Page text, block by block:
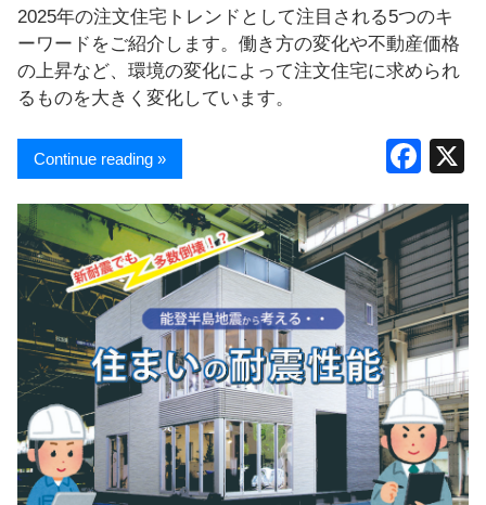
2025年の注文住宅トレンドとして注目される5つのキ
ーワードをご紹介します。働き方の変化や不動産価格
の上昇など、環境の変化によって注文住宅に求められ
るものを大きく変化しています。
F
c
e
b
o
o
k
Continue reading »